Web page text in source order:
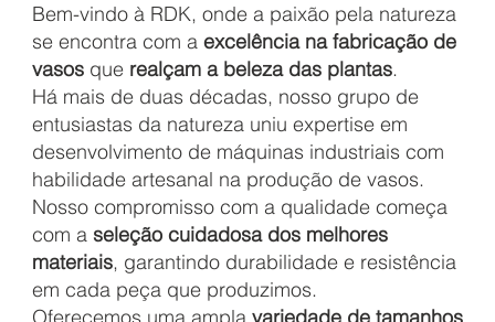
Bem-vindo à RDK, onde a paixão pela natureza
se encontra com a excelência na fabricação de
vasosque realçam a beleza das plantas.
Há mais de duas décadas, nosso grupo de
entusiastas da natureza uniu expertise em
desenvolvimento de máquinas industriais com
habilidade artesanal na produção de vasos.
Nosso compromisso com a qualidade começa
com a seleção cuidadosa dos melhores
materiais, garantindo durabilidade e resistência
em cada peça que produzimos.